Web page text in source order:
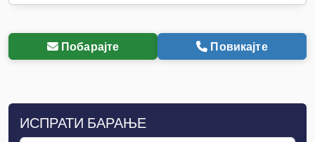
Побарајте Повикајте
ИСПРАТИ БАРАЊЕ